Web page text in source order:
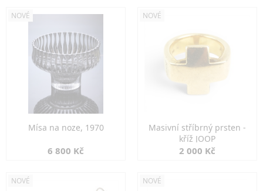
NOVÉ
Mísa na noze, 1970
6 800 Kč
NOVÉ
Masivní stříbrný prsten -
kříž JOOP
2 000 Kč
NOVÉ NOVÉ